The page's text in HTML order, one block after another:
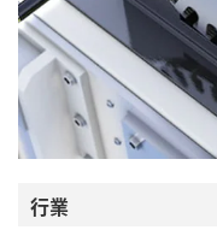
行業